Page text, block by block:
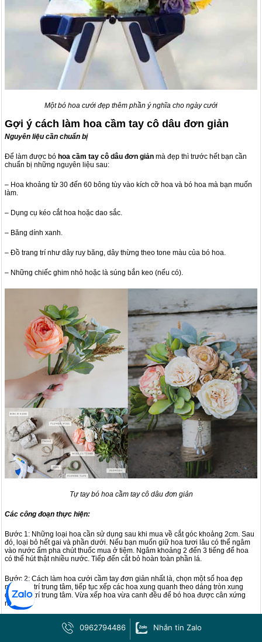
Một bó hoa cưới đẹp thêm phần ý nghĩa cho ngày cưới
Gợi ý cách làm hoa cầm tay cô dâu đơn giản
Nguyên liệu cần chuẩn bị
Để làm được bó hoa cầm tay cô dâu đơn giản mà đẹp thì trước hết bạn cần
chuẩn bị những nguyên liệu sau:
– Hoa khoảng từ 30 đến 60 bông tùy vào kích cỡ hoa và bó hoa mà bạn muốn
làm.
– Dụng cụ kéo cắt hoa hoặc dao sắc.
– Băng dính xanh.
– Đồ trang trí như dây ruy băng, dây thừng theo tone màu của bó hoa.
– Những chiếc ghim nhỏ hoặc là súng bắn keo (nếu có).
Tự tay bó hoa cầm tay cô dâu đơn giản
Các công đoạn thực hiện:
Bước 1: Những loại hoa cần sử dụng sau khi mua về cắt góc khoảng 2cm. Sau
đó, loại bỏ hết gai và phần dưới. Nếu bạn muốn giữ hoa tươi lâu có thể ngâm
vào nước ấm pha chút thuốc mua ở tiệm. Ngâm khoảng 2 đến 3 tiếng để hoa
có thể hút thật nhiều nước. Tiếp đến cắt bỏ hoàn toàn phần lá.
Bước 2: Cách làm hoa cưới cầm tay đơn giản nhất là, chọn một số hoa đẹp
nhất ở vị trí trung tâm, tiếp tục xếp các hoa xung quanh theo dáng tròn xung
quanh vị trí trung tâm. Vừa xếp hoa vừa canh đều để bó hoa được cân xứng
nhất.
Bước 3: Xếp hoa đều như mong muốn. Sau đó, sử dụng băng dính để cố đinh
bó hoa. Với những loại hoa có phần thân khá lớn, để tránh tình trạng khó bó
hoặc bó nhanh rời thì bạn có thể chia hoa ra thành từng cụm nhỏ. Sau đó, cố
0962794486 Nhắn tin Zalo